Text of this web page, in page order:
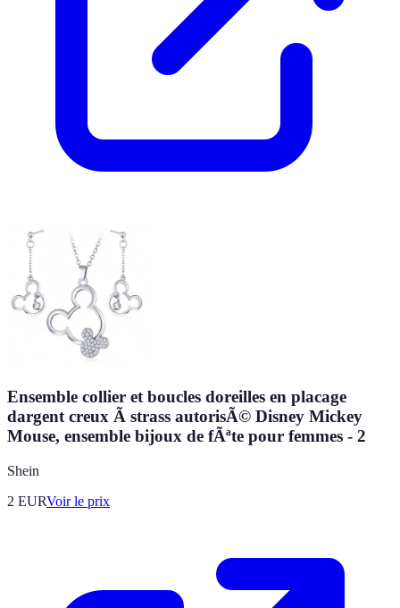
Ensemble collier et boucles doreilles en placage
dargent creux Ã strass autorisÃ© Disney Mickey
Mouse, ensemble bijoux de fÃªte pour femmes - 2
Shein
2 EURVoir le prix